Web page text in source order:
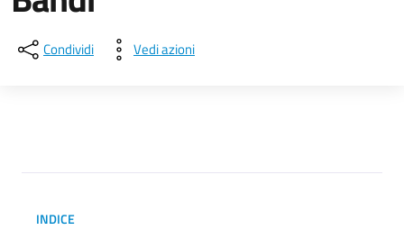
Condividi Vedi azioni
INDICE